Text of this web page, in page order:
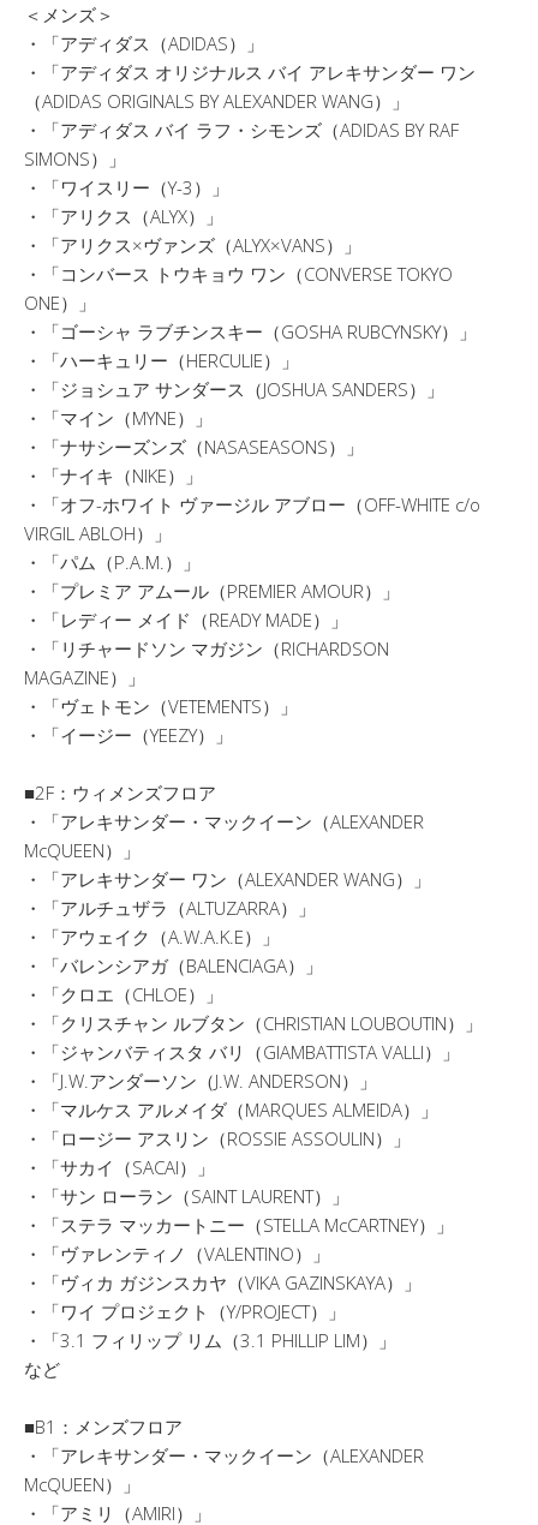
＜メンズ＞
・「アディダス（ADIDAS）」
・「アディダス オリジナルス バイ アレキサンダー ワン
（ADIDAS ORIGINALS BY ALEXANDER WANG）」
・「アディダス バイ ラフ・シモンズ（ADIDAS BY RAF
SIMONS）」
・「ワイスリー（Y-3）」
・「アリクス（ALYX）」
・「アリクス×ヴァンズ（ALYX×VANS）」
・「コンバース トウキョウ ワン（CONVERSE TOKYO
ONE）」
・「ゴーシャ ラブチンスキー（GOSHA RUBCYNSKY）」
・「ハーキュリー（HERCULIE）」
・「ジョシュア サンダース（JOSHUA SANDERS）」
・「マイン（MYNE）」
・「ナサシーズンズ（NASASEASONS）」
・「ナイキ（NIKE）」
・「オフ-ホワイト ヴァージル アブロー（OFF-WHITE c/o
VIRGIL ABLOH）」
・「パム（P.A.M.）」
・「プレミア アムール（PREMIER AMOUR）」
・「レディー メイド（READY MADE）」
・「リチャードソン マガジン（RICHARDSON
MAGAZINE）」
・「ヴェトモン（VETEMENTS）」
・「イージー（YEEZY）」
■2F：ウィメンズフロア
・「アレキサンダー・マックイーン（ALEXANDER
McQUEEN）」
・「アレキサンダー ワン（ALEXANDER WANG）」
・「アルチュザラ（ALTUZARRA）」
・「アウェイク（A.W.A.K.E）」
・「バレンシアガ（BALENCIAGA）」
・「クロエ（CHLOE）」
・「クリスチャン ルブタン（CHRISTIAN LOUBOUTIN）」
・「ジャンバティスタ バリ（GIAMBATTISTA VALLI）」
・「J.W.アンダーソン（J.W. ANDERSON）」
・「マルケス アルメイダ（MARQUES ALMEIDA）」
・「ロージー アスリン（ROSSIE ASSOULIN）」
・「サカイ（SACAI）」
・「サン ローラン（SAINT LAURENT）」
・「ステラ マッカートニー（STELLA McCARTNEY）」
・「ヴァレンティノ（VALENTINO）」
・「ヴィカ ガジンスカヤ（VIKA GAZINSKAYA）」
・「ワイ プロジェクト（Y/PROJECT）」
・「3.1 フィリップ リム（3.1 PHILLIP LIM）」
など
■B1：メンズフロア
・「アレキサンダー・マックイーン（ALEXANDER
McQUEEN）」
・「アミリ（AMIRI）」